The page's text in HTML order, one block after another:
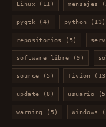
Linux (11) mensajes
pygtk (4) python (13)
repositorios (5)
software libre (9)
source (5) Tivion
update (8) usuario
warning (5) Windows